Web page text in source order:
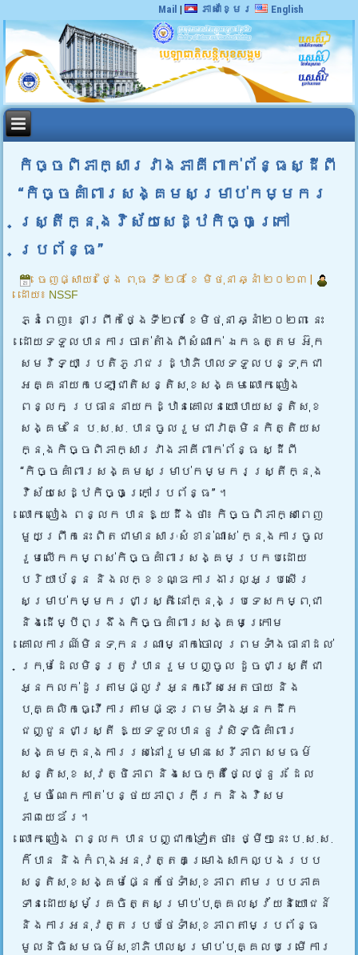
Mail | ភាសាខ្មែរ English
កិច្ចពិភាក្សារវាងភាគីពាក់ព័ន្ធស្ដីពី
“កិច្ចគាំពារសង្គមសម្រាប់កម្មករ
ស្ត្រីក្នុងវិស័យសេដ្ឋកិច្ចក្រៅ
ប្រព័ន្ធ”
ចេញផ្សាយ៖ ថ្ងៃ ពុធ ទី ២៨ ខែ មិថុនា ឆ្នាំ ២០២៣
ដោយ៖ NSSF
ភ្នំពេញ៖ នាព្រឹកថ្ងៃទី២៧ ខែមិថុនា ឆ្នាំ២០២៣ នេះ
ដោយទទួលបានការចាត់តាំងពីសំណាក់ ឯកឧត្តម អ៊ុក
សមវិទ្យា ប្រតិភូរាជរដ្ឋាភិបាលទទួលបន្ទុកជា
អគ្គនាយកបេឡាជាតិសន្តិសុខសង្គម លោក លៀង
ពន្លក ប្រធាននាយកដ្ឋានគោលនយោបាយសន្តិសុខ
សង្គម នៃ ប.ស.ស. បានចូលរួមជាវាគ្មិនកិត្តិយស
ក្នុងកិច្ច ពិភាក្សារវាងភាគីពាក់ព័ន្ធ ស្ដីពី
“កិច្ចគាំពារសង្គមសម្រាប់កម្មករស្ត្រីក្នុង
វិស័យសេដ្ឋកិច្ចក្រៅប្រព័ន្ធ” ។
លោក លៀង ពន្លក បានឱ្យដឹងថា៖ កិច្ចពិភាក្សាពេញ
មួយព្រឹកនេះ ពិតជាមានសារៈសំខាន់ណាស់ ក្នុងការចូល
រួមលើកកម្ពស់កិច្ចគាំពារសង្គមប្រកបដោយ
បរិយាប័ន្ន និងលក្ខខណ្ឌការងារល្អប្រសើរ
សម្រាប់កម្មករជាស្ត្រី នៅក្នុងប្រទេសកម្ពុជា
និងដើម្បីពង្រឹងកិច្ចគាំពារសង្គមក្រោម
គោលការណ៍មិនទុកនរណាម្នាក់ចោល ព្រមទាំងធានាដល់
ក្រុមដែលមិនត្រូវបានរួមបញ្ចូល ដូចជាស្ត្រីជា
អ្នកលក់ដូរតាមផ្លូវ អ្នករើសអេតចាយ និង
បុគ្គលិកធ្វើការតាមផ្ទះ ព្រមទាំងអ្នកដឹក
ជញ្ជូនជាស្ត្រី ឱ្យទទួលបាននូវសិទ្ធិគាំពារ
សង្គមក្នុងការរស់នៅរួមមាន សេរីភាព សមធម៌
សន្តិសុខ សុវត្ថិភាព និងសេចក្តីថ្លៃថ្នូរ ដែល
រួមចំណែកកាត់បន្ថយភាពក្រីក្រ និងវិសម
ភាពយេឌ័រ។
លោក លៀង ពន្លក បានបញ្ជាក់ទៀតថា៖ ថ្មីៗនេះ ប.ស.ស.
ក៏បាន និងកំពុងអនុវត្តគម្រោងសាកល្បងរបប
សន្តិសុខសង្គមផ្នែកថែទាំសុខភាព តាមរបបភាគ
ទានដោយស្ម័គ្រចិត្តសម្រាប់បុគ្គលស្វ័យនិយោជន៍
និងការអនុវត្តរបបថែទាំសុខភាពតាមប្រព័ន្ធ
មូលនិធិសមធម៌សុខាភិបាលសម្រាប់បុគ្គលបម្រើការ